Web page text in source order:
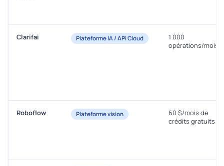
Clarifai Plateforme IA / API Cloud
1 000
opérations/mois
Roboflow Plateforme vision
60 $/mois de
crédits gratuits